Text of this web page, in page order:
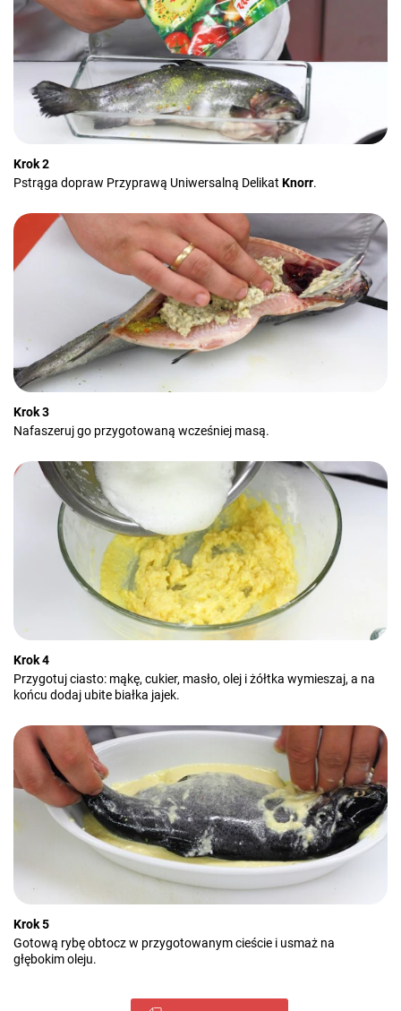
Krok 2
Pstrąga dopraw Przyprawą Uniwersalną Delikat Knorr.
Krok 3
Nafaszeruj go przygotowaną wcześniej masą.
Krok 4
Przygotuj ciasto: mąkę, cukier, masło, olej i żółtka wymieszaj, a na
końcu dodaj ubite białka jajek.
Krok 5
Gotową rybę obtocz w przygotowanym cieście i usmaż na
głębokim oleju.